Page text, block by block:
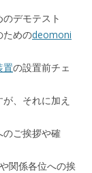
のデモテスト
ためのdeomoni
置の設置前チェ
、それに加え
のご挨拶や確
関係各位への挨